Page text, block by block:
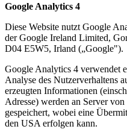
Google Analytics 4
Diese Website nutzt Google
der Google Ireland Limited,
D04 E5W5, Irland („Google").
Google Analytics 4 verwendet
Analyse des Nutzerverhaltens
erzeugten Informationen
Adresse) werden an Server
gespeichert, wobei eine
den USA erfolgen kann.